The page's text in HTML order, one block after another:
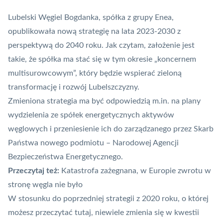
Lubelski Węgiel Bogdanka, spółka z grupy Enea,
opublikowała nową strategię na lata 2023-2030 z
perspektywą do 2040 roku. Jak czytam, założenie jest
takie, że spółka ma stać się w tym okresie „koncernem
multisurowcowym”, który będzie wspierać zieloną
transformację i rozwój Lubelszczyzny.
Zmieniona strategia ma być odpowiedzią m.in. na plany
wydzielenia ze spółek energetycznych aktywów
węglowych i przeniesienie ich do zarządzanego przez Skarb
Państwa nowego podmiotu – Narodowej Agencji
Bezpieczeństwa Energetycznego.
Przeczytaj też: Katastrofa zażegnana, w Europie zwrotu w
stronę węgla nie było
W stosunku do poprzedniej strategii z 2020 roku, o której
możesz przeczytać tutaj, niewiele zmienia się w kwestii